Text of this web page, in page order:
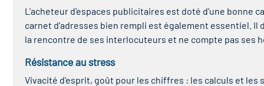
L'acheteur d'espaces publicitaires est doté d'une bonne
carnet d'adresses bien rempli est également essentiel.
la rencontre de ses interlocuteurs et ne compte pas ses
Résistance au stress
Vivacité d'esprit, goût pour les chiffres : les calculs et